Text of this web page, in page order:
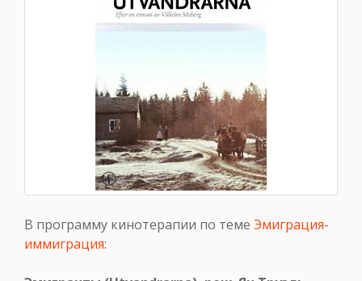
В программу кинотерапии по теме Эмиграция-
иммиграция: